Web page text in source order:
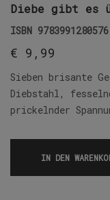
Diebe gibt es
ISBN 9783991280576
€ 9,99
Sieben brisante
Diebstahl,
prickelnder
IN DEN